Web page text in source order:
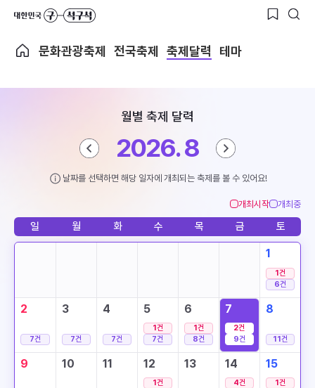
문화관광축제 전국축제 축제달력 테마
월별 축제 달력
2026. 8
날짜를 선택하면 해당 일자에 개최되는 축제를 볼 수 있어요!
개최시작 개최중
일 월 화 수 목 금 토
1
1건
6건
2
7건
3
7건
4
7건
5
1건
7건
6
1건
8건
7
2건
9건
8
11건
9 10 11 12
1건
13 14
4건
15
1건